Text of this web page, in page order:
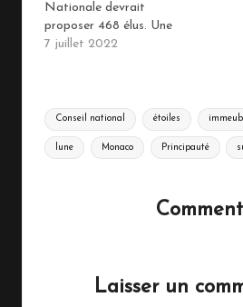
Nationale devrait
proposer 468 élus. Une
extension de
tout le monde.
7 juillet 2022
Tags:
Conseil national étoiles
lune Monaco Principauté
Laisser un